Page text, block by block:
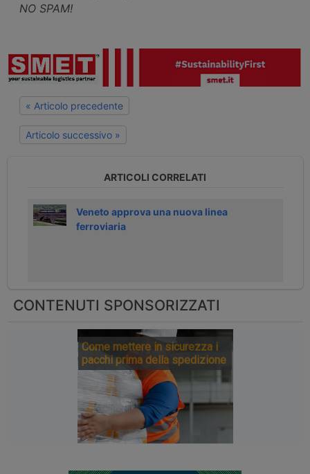
NO SPAM!
« Articolo precedente
Articolo successivo »
ARTICOLI CORRELATI
Veneto approva una nuova linea
ferroviaria
CONTENUTI SPONSORIZZATI
Come mettere in sicurezza i
pacchi prima della spedizione